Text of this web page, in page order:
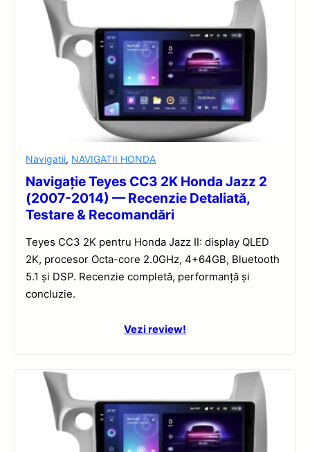
Navigatii, NAVIGATII HONDA
Navigație Teyes CC3 2K Honda Jazz 2
(2007-2014) — Recenzie Detaliată,
Testare & Recomandări
Teyes CC3 2K pentru Honda Jazz II: display QLED
2K, procesor Octa-core 2.0GHz, 4+64GB, Bluetooth
5.1 și DSP. Recenzie completă, performanță și
concluzie.
Vezi review!